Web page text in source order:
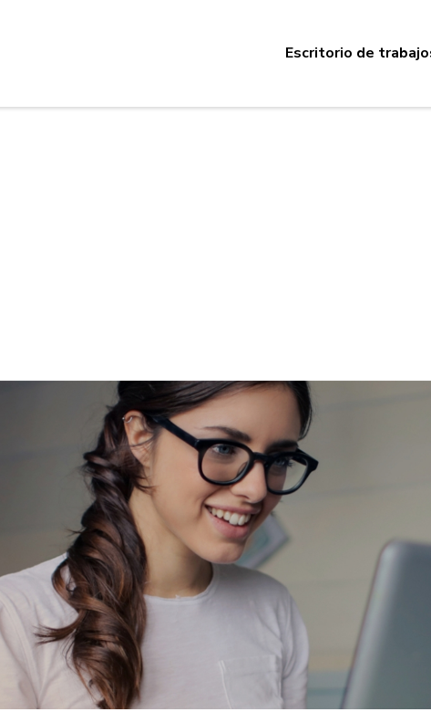
Escritorio de